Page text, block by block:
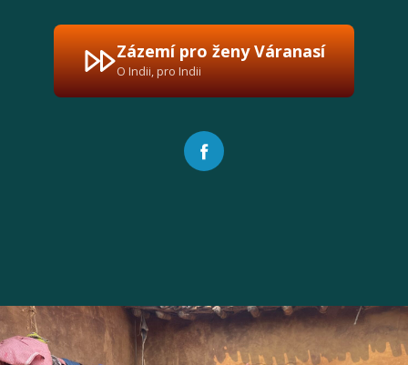
Zázemí pro ženy Váranasí
O Indii, pro Indii